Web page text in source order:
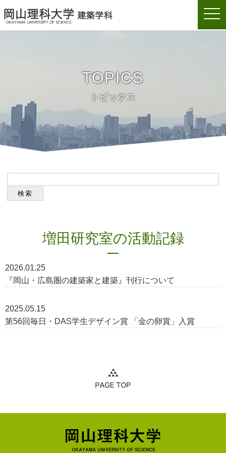
TOPICS
トピックス
増田研究室の活動記録
2026.01.25
『岡山・広島圏の建築家と建築』刊行について
2025.05.15
第56回毎日・DAS学生デザイン賞 「金の卵賞」入賞